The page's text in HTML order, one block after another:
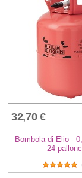
32,70 €
Bombola di Elio -
24